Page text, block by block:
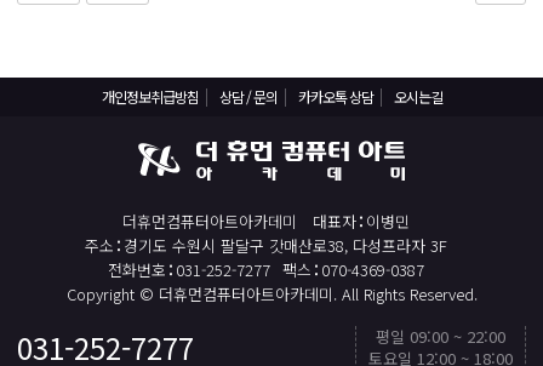
개인정보취급방침 상담 / 문의 카카오톡 상담 오시는길
더휴먼컴퓨터아트아카데미 대표자 이병민
주소 경기도 수원시 팔달구 갓매산로38, 다성프라자 3F
전화번호 031-252-7277 팩스 070-4369-0387
Copyright © 더휴먼컴퓨터아트아카데미. All Rights Reserved.
031-252-7277
평일 09:00 ~ 22:00
토요일 12:00 ~ 18:00
TOP
전기기능사(필기+실기) 자격증 취득과정
포토샵 자격증 취득과정(GTQ1급)
일러스트 자격증 취득과정(GTQi 1급)
전산회계 1급 / FAT 1급 자격증 취득과정
전산세무 2급 / TAT 2급 자격증 취득과정